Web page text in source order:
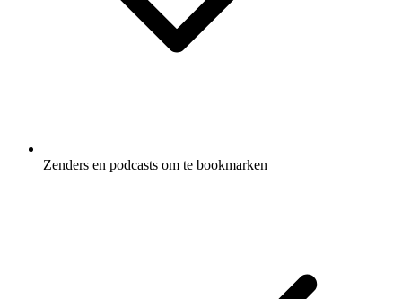
Zenders en podcasts om te bookmarken